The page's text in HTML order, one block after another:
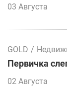
03 Августа
GOLD /
Первичка
02 Августа